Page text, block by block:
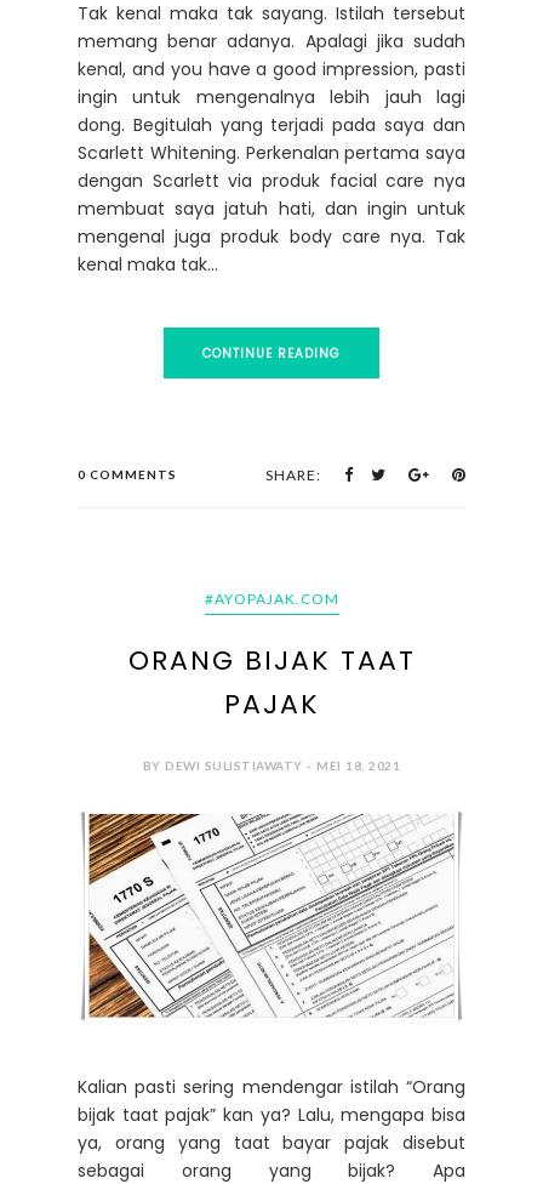
Tak kenal maka tak sayang. Istilah tersebut
memang benar adanya. Apalagi jika sudah
kenal, and you have a good impression, pasti
ingin untuk mengenalnya lebih jauh lagi
dong. Begitulah yang terjadi pada saya dan
Scarlett Whitening. Perkenalan pertama saya
dengan Scarlett via produk facial care nya
membuat saya jatuh hati, dan ingin untuk
mengenal juga produk body care nya. Tak
kenal maka tak...
CONTINUE READING
0 COMMENTS SHARE:
#AYOPAJAK.COM
ORANG BIJAK TAAT
PAJAK
BY DEWI SULISTIAWATY - MEI 18, 2021
Kalian pasti sering mendengar istilah “Orang
bijak taat pajak” kan ya? Lalu, mengapa bisa
ya, orang yang taat bayar pajak disebut
sebagai orang yang bijak? Apa